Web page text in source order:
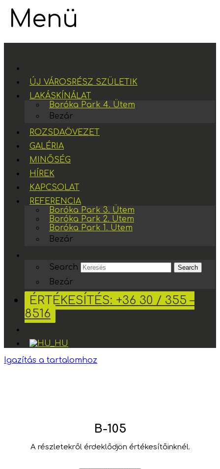
Menü
ÚJ VÁROSRÉSZ SZÜLETIK
LAKÁSKÍNÁLAT
Boróka Park 4. Ütem
Bezár
ROZSDAÖVEZET
GALÉRIA
MINŐSÉG
HÍREK
KAPCSOLAT
REFERENCIA
Boróka Park 3. Ütem
Boróka Park 2. Ütem
Boróka Park 1. Ütem
Bezár
Search Search
Bezár
ÉRTÉKESÍTÉS: +36 30 / 355 –
8516
Igazítás a tartalomhoz
B-105
A részletekről érdeklődjön értékesítőinknél.